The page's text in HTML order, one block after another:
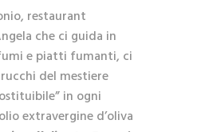
restaurant
che ci guida in
e piatti fumanti, ci
del mestiere
in ogni
extravergine d’oliva